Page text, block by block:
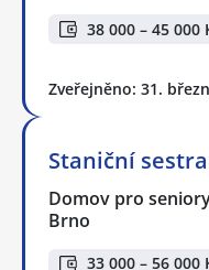
38 000 – 45 000
Zveřejněno: 31.
Staniční sestra
Domov pro
Brno
33 000 – 56 000